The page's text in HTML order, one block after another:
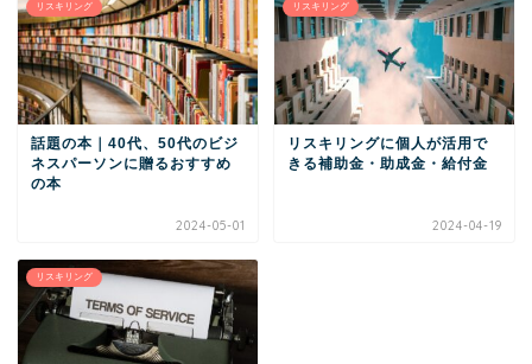
リスキリング
話題の本｜40代、50代のビジ
ネスパーソンに贈るおすすめ
の本
2024-05-01
リスキリング
リスキリングに個人が活用で
きる補助金・助成金・給付金
2024-04-19
リスキリング